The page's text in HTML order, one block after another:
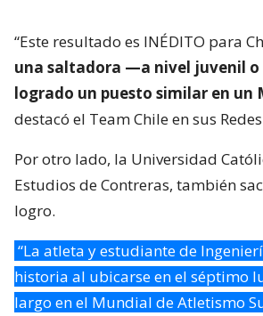
“Este resultado es INÉDITO para
una saltadora —a nivel juvenil
logrado un puesto similar en un
destacó el Team Chile en sus
Por otro lado, la Universidad
Estudios de Contreras, también
logro.
“La atleta y estudiante de
historia al ubicarse en el séptimo
largo en el Mundial de Atletismo